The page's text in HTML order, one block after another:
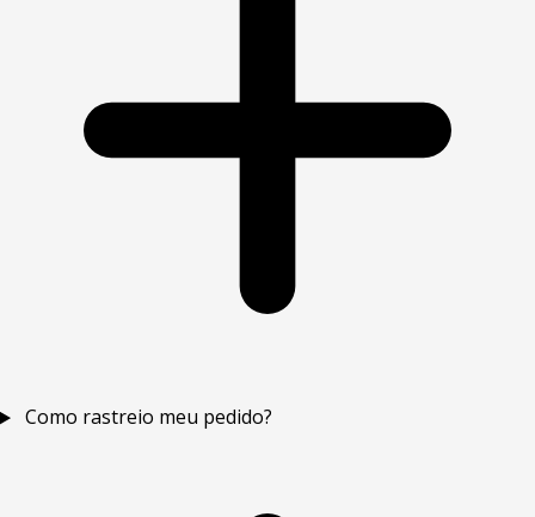
Como rastreio meu pedido?